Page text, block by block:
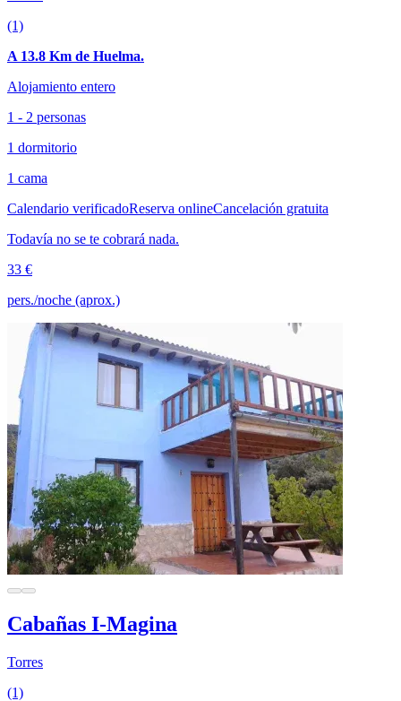
(1)
A 13.8 Km de Huelma.
Alojamiento entero
1 - 2 personas
1 dormitorio
1 cama
Calendario verificadoReserva onlineCancelación gratuita
Todavía no se te cobrará nada.
33 €
pers./noche (aprox.)
Cabañas I-Magina
Torres
(1)